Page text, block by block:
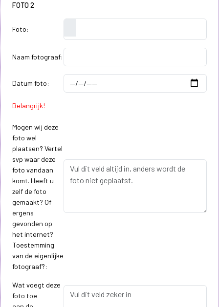
FOTO 2
Foto:
Naam fotograaf:
Datum foto:
Belangrijk!
Mogen wij deze
foto wel
plaatsen? Vertel
svp waar deze
foto vandaan
komt. Heeft u
zelf de foto
gemaakt? Of
ergens
gevonden op
het internet?
Toestemming
van de eigenlijke
fotograaf?:
Wat voegt deze
foto toe